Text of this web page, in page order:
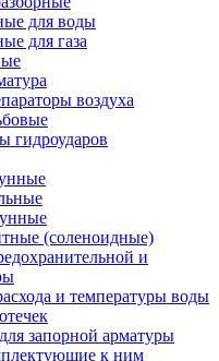
для воды
для газа
воздуха
гидроударов
(соленоидные)
и
и температуры воды
запорной арматуры
к ним